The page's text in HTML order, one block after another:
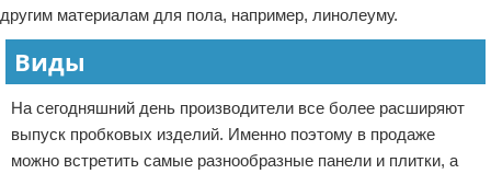
другим материалам для пола, например, линолеуму.
Виды
На сегодняшний день производители все более расширяют
выпуск пробковых изделий. Именно поэтому в продаже
можно встретить самые разнообразные панели и плитки, а